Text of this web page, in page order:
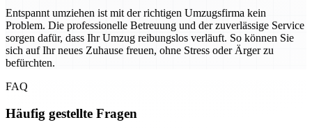
Entspannt umziehen ist mit der richtigen Umzugsfirma kein
Problem. Die professionelle Betreuung und der zuverlässige Service
sorgen dafür, dass Ihr Umzug reibungslos verläuft. So können Sie
sich auf Ihr neues Zuhause freuen, ohne Stress oder Ärger zu
befürchten.
FAQ
Häufig gestellte Fragen